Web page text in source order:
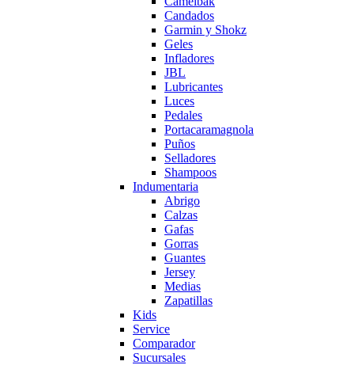
Candados
Garmin y Shokz
Geles
Infladores
JBL
Lubricantes
Luces
Pedales
Portacaramagnola
Puños
Selladores
Shampoos
Indumentaria
Abrigo
Calzas
Gafas
Gorras
Guantes
Jersey
Medias
Zapatillas
Kids
Service
Comparador
Sucursales